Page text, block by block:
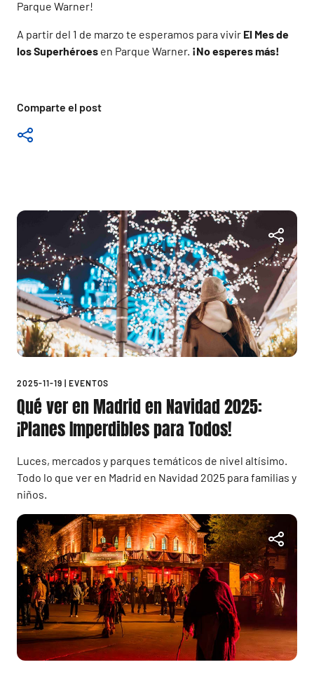
Comparte el post
Parque Warner!
A partir del 1 de marzo te esperamos para vivir El Mes de
los Superhéroes en Parque Warner. ¡No esperes más!
2025-11-19 EVENTOS
Qué ver en Madrid en Navidad 2025:
¡Planes Imperdibles para Todos!
Luces, mercados y parques temáticos de nivel altísimo.
Todo lo que ver en Madrid en Navidad 2025 para familias y
niños.